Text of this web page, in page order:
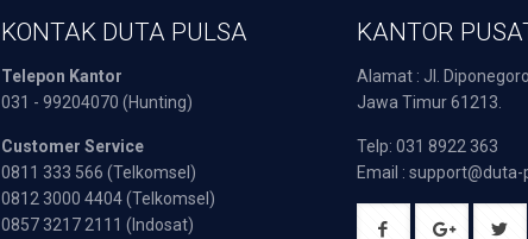
KONTAK DUTA PULSA
Telepon Kantor
031 - 99204070 (Hunting)
Customer Service
0811 333 566 (Telkomsel)
0812 3000 4404 (Telkomsel)
0857 3217 2111 (Indosat)
KANTOR
Alamat : Jl.
Jawa Timur 61213.
Telp: 031 8922 363
Email : support@duta-